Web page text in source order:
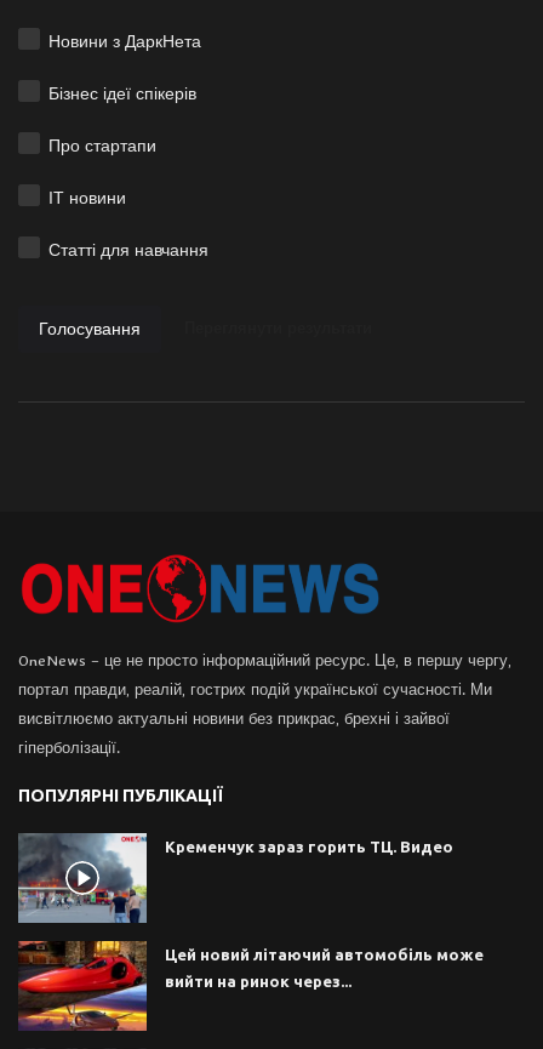
Новини з ДаркНета
Бізнес ідеї спікерів
Про стартапи
ІТ новини
Статті для навчання
Голосування
OneNews – це не просто інформаційний ресурс. Це, в першу чергу,
портал правди, реалій, гострих подій української сучасності. Ми
висвітлюємо актуальні новини без прикрас, брехні і зайвої
гіперболізації.
ПОПУЛЯРНІ ПУБЛІКАЦІЇ
Кременчук зараз горить ТЦ. Видео
Цей новий літаючий автомобіль може
вийти на ринок через...